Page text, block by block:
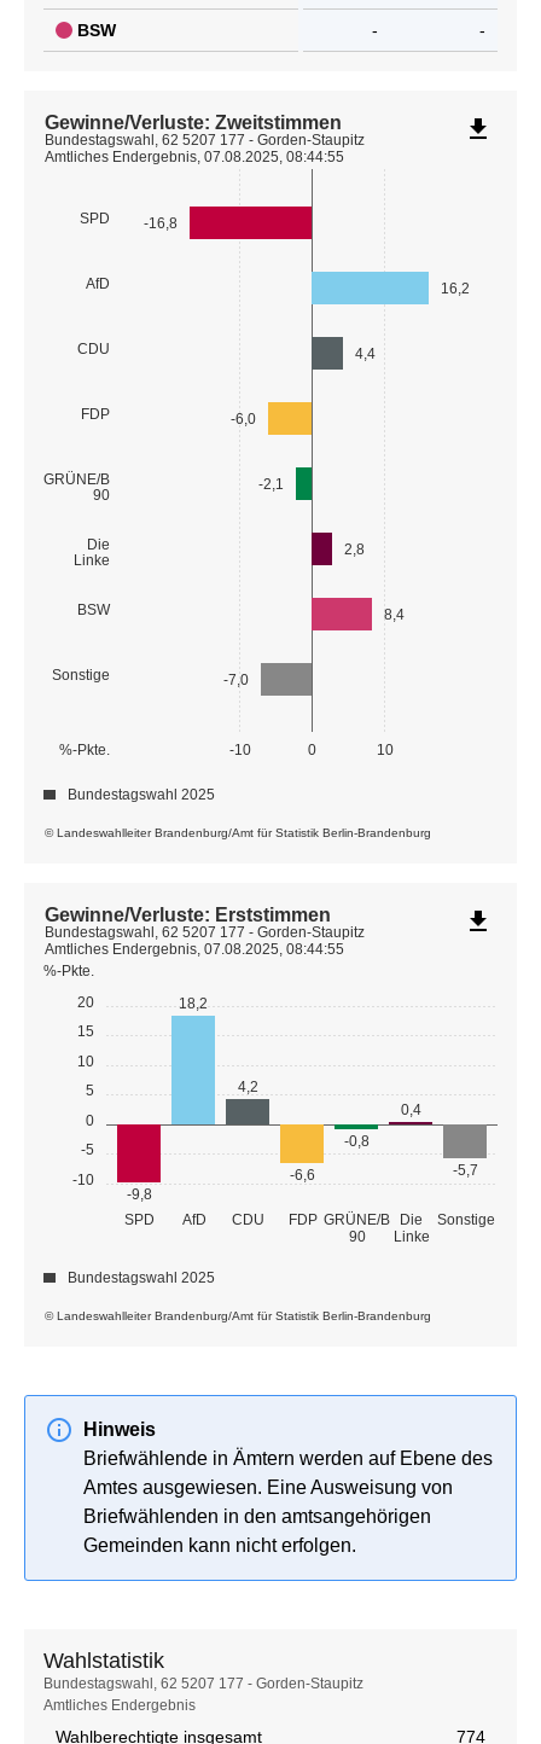
BSW - -
SPD
AfD
CDU
FDP
GRÜNE/B
90
Die
Linke
BSW
Sonstige
-10 0 10
%-Pkte.
-16,8
16,2
4,4
-6,0
-2,1
2,8
8,4
-7,0
© Landeswahlleiter Brandenburg/Amt für Statistik Berlin-Brandenburg
Gewinne/Verluste: Zweitstimmen
Bundestagswahl, 62 5207 177 - Gorden-Staupitz
Amtliches Endergebnis, 07.08.2025, 08:44:55
Bundestagswahl 2025
file_download
-10
-5
0
5
10
15
20
%-Pkte.
SPD AfD CDU FDP GRÜNE/B
90
Die
Linke
Sonstige
-9,8
18,2
4,2
-6,6
-0,8
0,4
-5,7
© Landeswahlleiter Brandenburg/Amt für Statistik Berlin-Brandenburg
Gewinne/Verluste: Erststimmen
Bundestagswahl, 62 5207 177 - Gorden-Staupitz
Amtliches Endergebnis, 07.08.2025, 08:44:55
Bundestagswahl 2025
file_download
Hinweis
Briefwählende in Ämtern werden auf Ebene des
Amtes ausgewiesen. Eine Ausweisung von
Briefwählenden in den amtsangehörigen
Gemeinden kann nicht erfolgen.
Wahlstatistik
Wahlstatistik
Bundestagswahl, 62 5207 177 - Gorden-Staupitz
Amtliches Endergebnis
Wahlberechtigte insgesamt 774